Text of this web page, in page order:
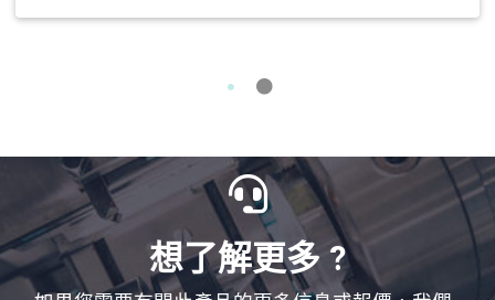
想了解更多 ?